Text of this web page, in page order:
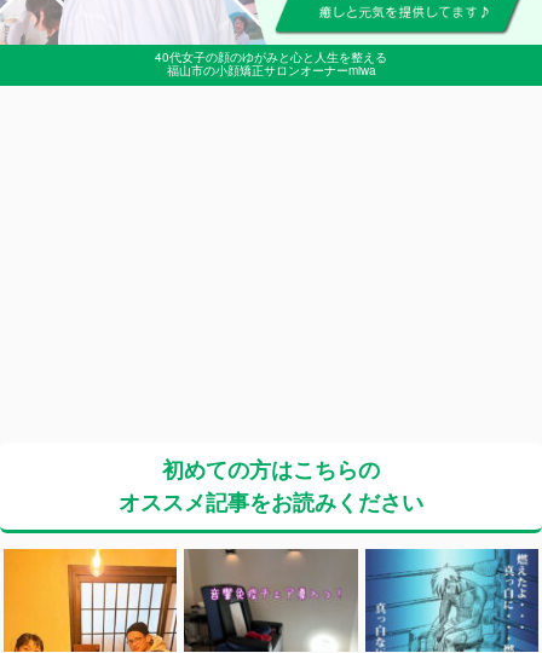
40代女子の顔のゆがみと心と人生を整える
福山市の小顔矯正サロンオーナーmiwa
初めての方はこちらの
オススメ記事をお読みください